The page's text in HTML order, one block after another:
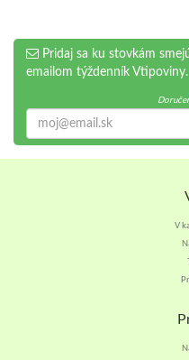
Pridaj sa ku stovkám
emailom týždenník Vtipoviny.
V